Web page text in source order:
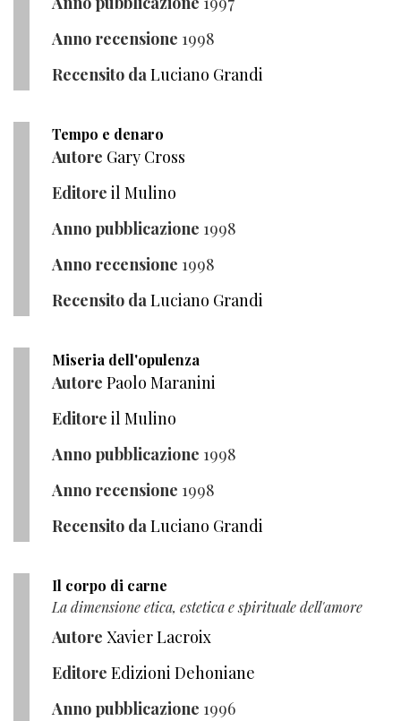
Anno recensione 1998
Recensito daLuciano Grandi
Tempo e denaro
Autore Gary Cross
Editore il Mulino
Anno pubblicazione 1998
Anno recensione 1998
Recensito daLuciano Grandi
Miseria dell'opulenza
Autore Paolo Maranini
Editore il Mulino
Anno pubblicazione 1998
Anno recensione 1998
Recensito daLuciano Grandi
Il corpo di carne
La dimensione etica, estetica e spirituale dell'amore
Autore Xavier Lacroix
Editore Edizioni Dehoniane
Anno pubblicazione 1996